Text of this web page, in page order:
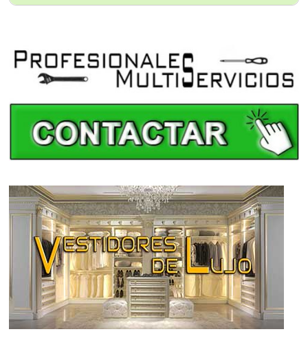
Electricistas Alicante
Electricistas Almería
Electricistas Asturias
Electricistas Ávila
Electricistas Badajoz
Electricistas Baleares
Electricistas Burgos
Electricistas Cáceres
Electricistas Cádiz
Electricistas Cantabria
Electricistas Castellón
Electricistas Ceuta
Electricistas Ciudad Real
Electricistas Córdoba